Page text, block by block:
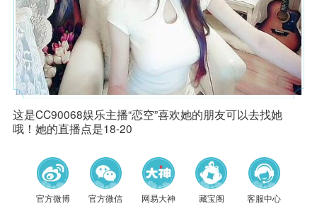
这是CC90068娱乐主播“恋空”喜欢她的朋友可以去找她
哦！她的直播点是18-20
官方微博 官方微信 网易大神 藏宝阁 客服中心